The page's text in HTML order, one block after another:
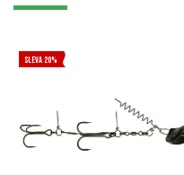
SLEVA 20%